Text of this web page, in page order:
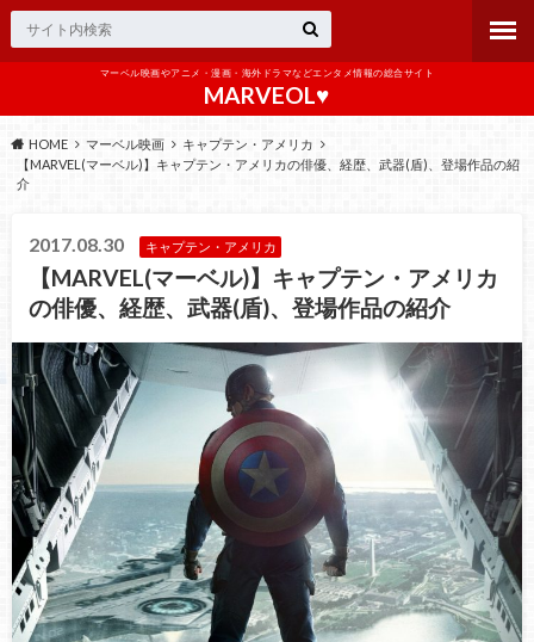
マーベル映画やアニメ・漫画・海外ドラマなどエンタメ情報の総合サイト
MARVEOL♥️
HOME マーベル映画
キャプテン・アメリカ
【MARVEL(マーベル)】キャプテン・アメリカの俳優、経歴、武器(盾)、登場作品の紹
介
2017.08.30 キャプテン・アメリカ
【MARVEL(マーベル)】キャプテン・アメリカ
の俳優、経歴、武器(盾)、登場作品の紹介